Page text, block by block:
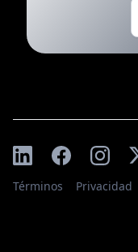
Términos Privacidad